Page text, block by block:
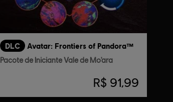
DLC Avatar: Frontiers of Pandora™
Pacote de Iniciante Vale de Mo'ara
R$ 91,99